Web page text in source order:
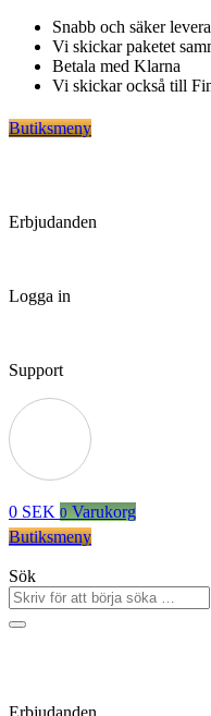
Hoppa
innehåll
Snabb och säker
Vi skickar paketet
Betala med Klarna
Vi skickar också till
Butiksmeny
Erbjudanden
Logga in
Support
0 SEK 0 Varukorg
Butiksmeny
Sök
Erbjudanden